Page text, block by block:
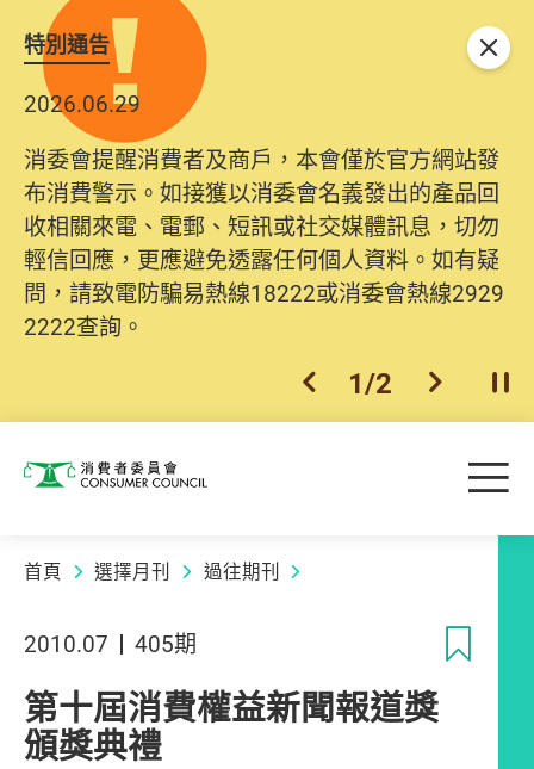
特別通告
2026.06.29
消委會提醒消費者及商戶，本會僅於官方網站發
布消費警示。如接獲以消委會名義發出的產品回
收相關來電、電郵、短訊或社交媒體訊息，切勿
輕信回應，更應避免透露任何個人資料。如有疑
問，請致電防騙易熱線18222或消委會熱線2929
2222查詢。
上一個
1/2 下一個開
關閉
消費者委員會 目
首頁 選擇月刊 過往期刊
2010.07 405期
第十屆消費權益新聞報道獎
頒獎典禮